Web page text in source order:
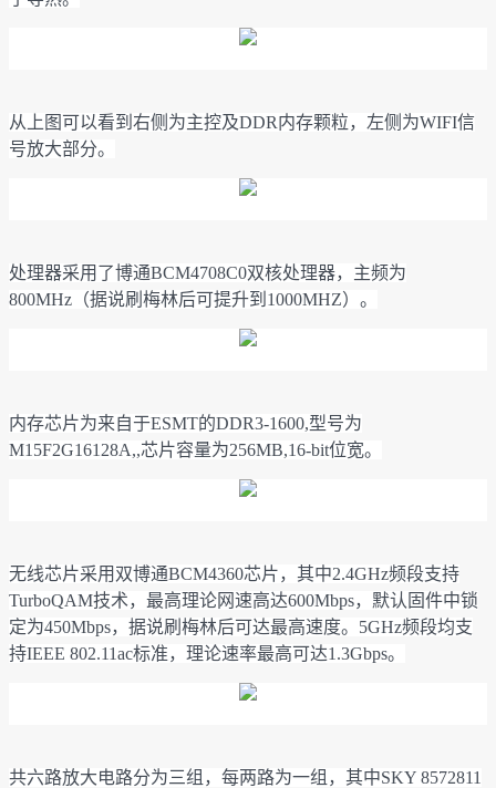
从上图可以看到右侧为主控及DDR内存颗粒，左侧为WIFI信
号放大部分。
处理器采用了博通BCM4708C0双核处理器，主频为
800MHz（据说刷梅林后可提升到1000MHZ）。
内存芯片为来自于ESMT的DDR3-1600,型号为
M15F2G16128A,,芯片容量为256MB,16-bit位宽。
无线芯片采用双博通BCM4360芯片，其中2.4GHz频段支持
TurboQAM技术，最高理论网速高达600Mbps，默认固件中锁
定为450Mbps，据说刷梅林后可达最高速度。5GHz频段均支
持IEEE 802.11ac标准，理论速率最高可达1.3Gbps。
共六路放大电路分为三组，每两路为一组，其中SKY 8572811